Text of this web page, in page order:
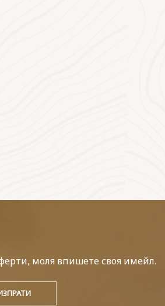
моля впишете своя имейл.